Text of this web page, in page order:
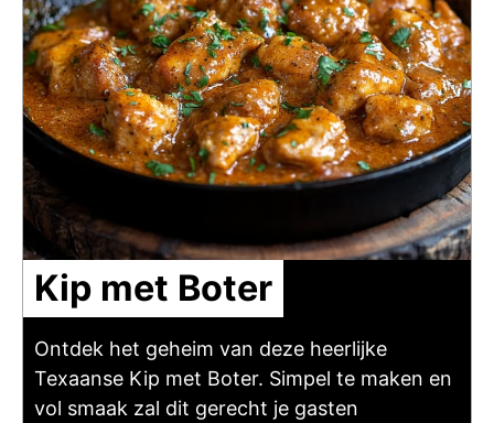
Kip met Boter
Ontdek het geheim van deze heerlijke
Texaanse Kip met Boter. Simpel te maken en
vol smaak zal dit gerecht je gasten